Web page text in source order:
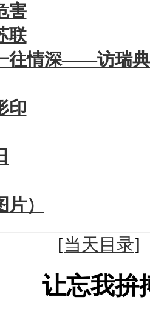
害
联
情深——访瑞典
印
）
[当天目录
让忘我拚